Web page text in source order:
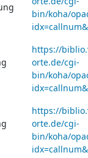
bin/koha/
https://
orte.de/cgi-
bin/koha/
https://
orte.de/cgi-
bin/koha/